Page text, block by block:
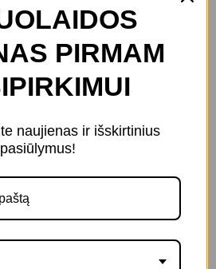
PIRMAM
naujienas ir išskirtinius
pasiūlymus!